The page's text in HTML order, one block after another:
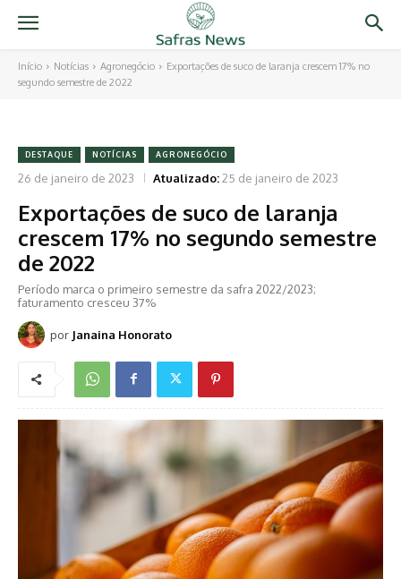
Início Notícias Agronegócio
Exportações de suco de laranja crescem 17% no
segundo semestre de 2022
DESTAQUE NOTÍCIAS AGRONEGÓCIO
26 de janeiro de 2023 Atualizado:25 de janeiro de 2023
Exportações de suco de laranja
crescem 17% no segundo semestre
de 2022
Período marca o primeiro semestre da safra 2022/2023;
faturamento cresceu 37%
por Janaina Honorato